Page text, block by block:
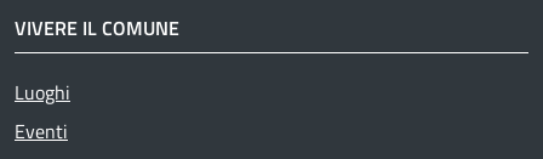
VIVERE IL COMUNE
Luoghi
Eventi